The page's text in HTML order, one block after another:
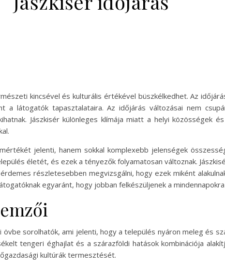
kincsével és kulturális értékével büszkélkedhet. Az
látogatók tapasztalataira. Az időjárás változásai nem
Jászkisér különleges klímája miatt a helyi közösségek
jelenti, hanem sokkal komplexebb jelenségek
életét, és ezek a tényezők folyamatosan változnak.
részletesebben megvizsgálni, hogy ezek miként
egyaránt, hogy jobban felkészüljenek a
övbe sorolhatók, ami jelenti, hogy a település nyáron meleg és
tengeri éghajlat és a szárazföldi hatások kombinációja
kultúrák termesztését.